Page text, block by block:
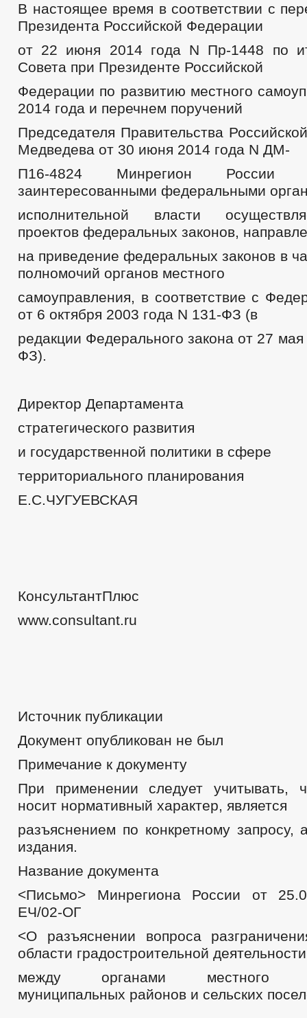
В настоящее время в соответствии с
Президента Российской Федерации
от 22 июня 2014 года N Пр-1448 по
Совета при Президенте Российской
Федерации по развитию местного
2014 года и перечнем поручений
Председателя Правительства
Медведева от 30 июня 2014 года N ДМ-
П16-4824 Минрегион России
заинтересованными федеральными
исполнительной власти
проектов федеральных законов,
на приведение федеральных законов в
полномочий органов местного
самоуправления, в соответствие с
от 6 октября 2003 года N 131-ФЗ (в
редакции Федерального закона от 27
ФЗ).
Директор Департамента
стратегического развития
и государственной политики в сфере
территориального планирования
Е.С.ЧУГУЕВСКАЯ
КонсультантПлюс
www.consultant.ru
Источник публикации
Документ опубликован не был
Примечание к документу
При применении следует учитывать,
носит нормативный характер, является
разъяснением по конкретному запросу,
издания.
Название документа
<Письмо> Минрегиона России от
ЕЧ/02-ОГ
<О разъяснении вопроса
области градостроительной деятельности
между органами местного
муниципальных районов и сельских